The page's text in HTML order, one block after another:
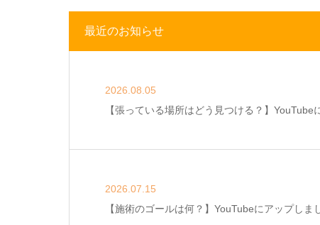
最近のお知らせ
2026.08.05
【張っている場所はどう見つける？】YouTube
2026.07.15
【施術のゴールは何？】YouTubeにアップしま